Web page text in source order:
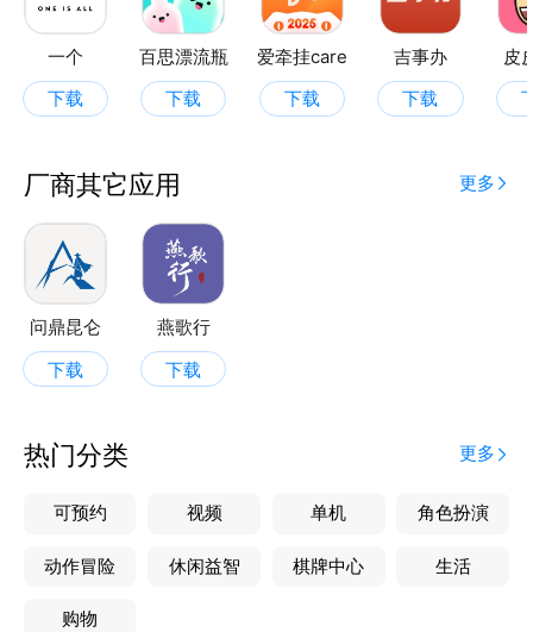
一个
下载
百思漂流瓶
下载
爱牵挂care
下载
吉事办
下载
皮
厂商其它应用 更多
问鼎昆仑
下载
燕歌行
下载
热门分类 更多
可预约 视频 单机 角色扮演
动作冒险 休闲益智 棋牌中心 生活
购物